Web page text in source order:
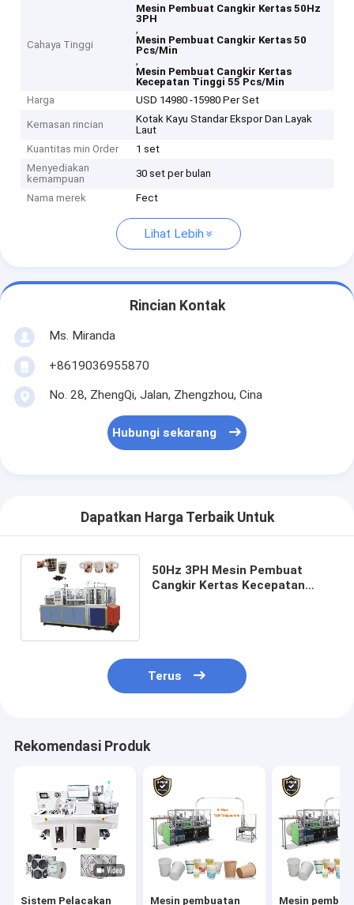
Cahaya Tinggi
Mesin Pembuat Cangkir Kertas 50Hz
3PH
,
Mesin Pembuat Cangkir Kertas 50
Pcs/Min
,
Mesin Pembuat Cangkir Kertas
Kecepatan Tinggi 55 Pcs/Min
Harga
USD 14980 -15980 Per Set
Kemasan rincian
Kotak Kayu Standar Ekspor Dan Layak
Laut
Kuantitas min Order
1 set
Menyediakan
kemampuan
30 set per bulan
Nama merek Fect
Lihat Lebih
Rincian Kontak
Ms. Miranda
+8619036955870
No. 28, ZhengQi, Jalan, Zhengzhou, Cina
Hubungi sekarang
Dapatkan Harga Terbaik Untuk
50Hz 3PH Mesin Pembuat
Cangkir Kertas Kecepatan
Terus
Rekomendasi Produk
Sistem Pelacakan Mesin pembuatan Mesin